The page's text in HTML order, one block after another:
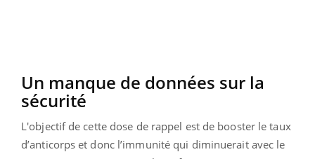
Un manque de données sur la
sécurité
L'objectif de cette dose de rappel est de booster le taux
d’anticorps et donc l’immunité qui diminuerait avec le